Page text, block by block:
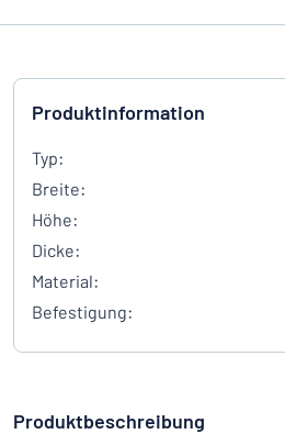
Produktinformation
Typ:
Breite:
Höhe:
Dicke:
Material:
Befestigung:
Produktbeschreibung